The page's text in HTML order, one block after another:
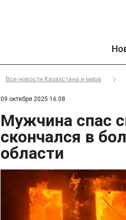
Все новости Казахстана и мира
09 октября 2025 16:08
Мужчина спас
скончался в
области